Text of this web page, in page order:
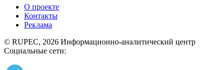
О проекте
Контакты
Реклама
© RUPEC, 2026 Информационно-аналитический центр
Социальные сети: